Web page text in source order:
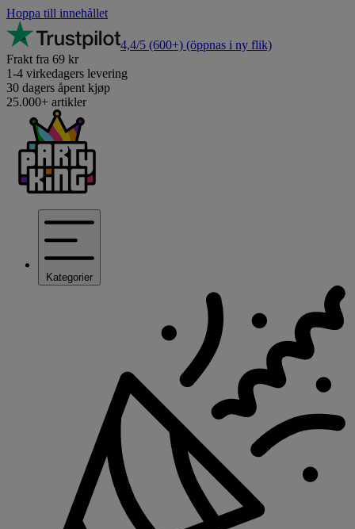
Hoppa till innehållet
4,4/5 (600+) (öppnas i ny flik)
Frakt fra 69 kr
1-4 virkedagers levering
30 dagers åpent kjøp
25.000+ artikler
Kategorier